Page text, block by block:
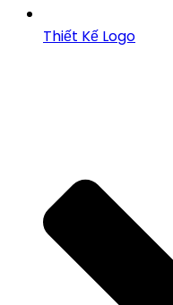
Thiết Kế Logo